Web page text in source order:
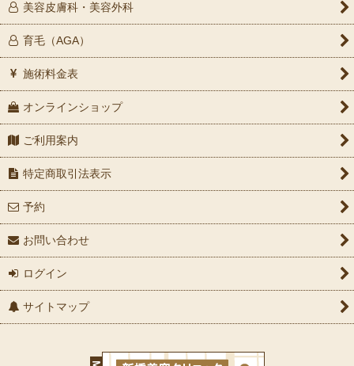
美容皮膚科・美容外科
育毛（AGA）
施術料金表
オンラインショップ
ご利用案内
特定商取引法表示
予約
お問い合わせ
ログイン
サイトマップ